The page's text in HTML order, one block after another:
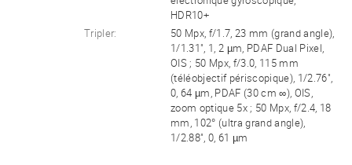
HDR10+
Tripler:
50 Mpx, f/1.7, 23 mm (grand angle),
1/1.31", 1, 2 µm, PDAF Dual Pixel,
OIS ; 50 Mpx, f/3.0, 115 mm
(téléobjectif périscopique), 1/2.76",
0, 64 µm, PDAF (30 cm ∞), OIS,
zoom optique 5x ; 50 Mpx, f/2.4, 18
mm, 102° (ultra grand angle),
1/2.88", 0, 61 µm